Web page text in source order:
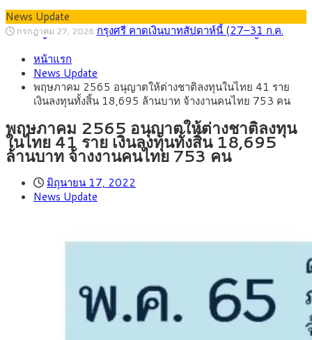
News Update
กรกฎาคม 27, 2026 กรุงศรี คาดเงินบาทสัปดาห์นี้ (27–31 ก.ค.
หน้ารถไฟฟ้าสงขลา โมโนเรล 12.54 กม. เชื่อมเมืองหาดใหญ่
สิงหาคม 4, 2026
รายหัวเพียง 2,618 บาท เสนอทบทวนจัดสรรงบให้สอดคล้องภาระ
งานจริง
สิงหาคม 3, 2026 กรุงศรี คาดเงินบาทสัปดาห์นี้ซื้อขายในกรอบ
33.00-33.60 ติดตามข้อมูลจ้างงานสหรัฐฯ
สิงหาคม 1, 2026 “เอกนิติ” เปิดเครื่องยนต์เศรษฐกิจใหม่ของไทย
เดินหน้า 5 ยุทธศาสตร์ รื้อโครงสร้างเศรษฐกิจ ดันไทยโตเต็ม
กรกฎาคม 27, 2026 ภัยเงียบใกล้ตัวเด็ก LSD “แสตมป์เมา” ยาเสพ
ติดลายการ์ตูน กรมศุลกากร เตือนผู้ปกครองเฝ้าระวัง หลังยึดล็อต
ใหญ่จากเยอรมนี
หน้าแรก
News Update
พฤษภาคม 2565 อนุญาตให้ต่างชาติลงทุนในไทย 41 ราย
เงินลงทุนทั้งสิ้น 18,695 ล้านบาท จ้างงานคนไทย 753 คน
พฤษภาคม 2565 อนุญาตให้ต่างชาติลงทุน
ในไทย 41 ราย เงินลงทุนทั้งสิ้น 18,695
ล้านบาท จ้างงานคนไทย 753 คน
มิถุนายน 17, 2022
News Update